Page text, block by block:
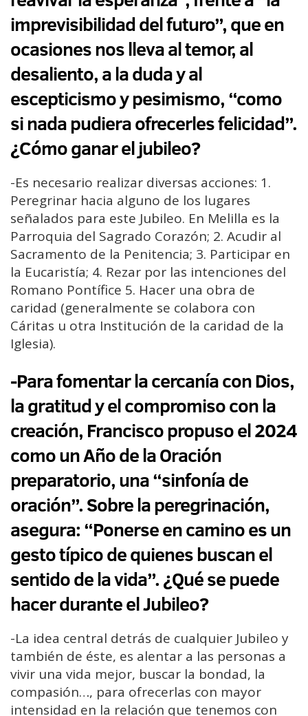
imprevisibilidad del futuro”, que en
ocasiones nos lleva al temor, al
desaliento, a la duda y al
escepticismo y pesimismo, “como
si nada pudiera ofrecerles felicidad”.
¿Cómo ganar el jubileo?
-Es necesario realizar diversas acciones: 1.
Peregrinar hacia alguno de los lugares
señalados para este Jubileo. En Melilla es la
Parroquia del Sagrado Corazón; 2. Acudir al
Sacramento de la Penitencia; 3. Participar en
la Eucaristía; 4. Rezar por las intenciones del
Romano Pontífice 5. Hacer una obra de
caridad (generalmente se colabora con
Cáritas u otra Institución de la caridad de la
Iglesia).
-Para fomentar la cercanía con Dios,
la gratitud y el compromiso con la
creación, Francisco propuso el 2024
como un Año de la Oración
preparatorio, una “sinfonía de
oración”. Sobre la peregrinación,
asegura: “Ponerse en camino es un
gesto típico de quienes buscan el
sentido de la vida”. ¿Qué se puede
hacer durante el Jubileo?
-La idea central detrás de cualquier Jubileo y
también de éste, es alentar a las personas a
vivir una vida mejor, buscar la bondad, la
compasión…, para ofrecerlas con mayor
intensidad en la relación que tenemos con